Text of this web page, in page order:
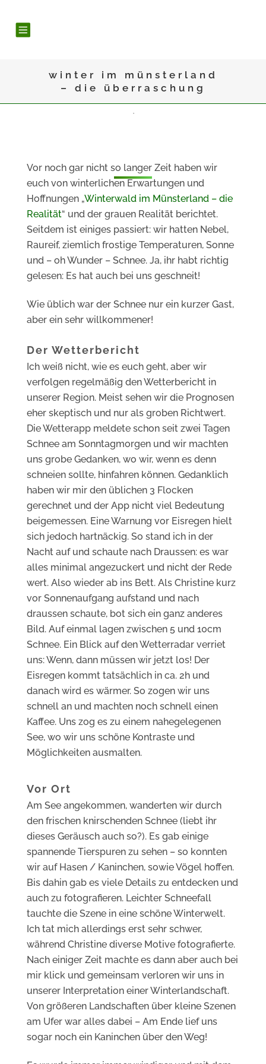
winter im münsterland
– die überraschung
Vor noch gar nicht so langer Zeit haben wir
euch von winterlichen Erwartungen und
Hoffnungen „Winterwald im Münsterland – die
Realität“ und der grauen Realität berichtet.
Seitdem ist einiges passiert: wir hatten Nebel,
Raureif, ziemlich frostige Temperaturen, Sonne
und – oh Wunder – Schnee. Ja, ihr habt richtig
gelesen: Es hat auch bei uns geschneit!
Wie üblich war der Schnee nur ein kurzer Gast,
aber ein sehr willkommener!
Der Wetterbericht
Ich weiß nicht, wie es euch geht, aber wir
verfolgen regelmäßig den Wetterbericht in
unserer Region. Meist sehen wir die Prognosen
eher skeptisch und nur als groben Richtwert.
Die Wetterapp meldete schon seit zwei Tagen
Schnee am Sonntagmorgen und wir machten
uns grobe Gedanken, wo wir, wenn es denn
schneien sollte, hinfahren können. Gedanklich
haben wir mir den üblichen 3 Flocken
gerechnet und der App nicht viel Bedeutung
beigemessen. Eine Warnung vor Eisregen hielt
sich jedoch hartnäckig. So stand ich in der
Nacht auf und schaute nach Draussen: es war
alles minimal angezuckert und nicht der Rede
wert. Also wieder ab ins Bett. Als Christine kurz
vor Sonnenaufgang aufstand und nach
draussen schaute, bot sich ein ganz anderes
Bild. Auf einmal lagen zwischen 5 und 10cm
Schnee. Ein Blick auf den Wetterradar verriet
uns: Wenn, dann müssen wir jetzt los! Der
Eisregen kommt tatsächlich in ca. 2h und
danach wird es wärmer. So zogen wir uns
schnell an und machten noch schnell einen
Kaffee. Uns zog es zu einem nahegelegenen
See, wo wir uns schöne Kontraste und
Möglichkeiten ausmalten.
Vor Ort
Am See angekommen, wanderten wir durch
den frischen knirschenden Schnee (liebt ihr
dieses Geräusch auch so?). Es gab einige
spannende Tierspuren zu sehen – so konnten
wir auf Hasen / Kaninchen, sowie Vögel hoffen.
Bis dahin gab es viele Details zu entdecken und
auch zu fotografieren. Leichter Schneefall
tauchte die Szene in eine schöne Winterwelt.
Ich tat mich allerdings erst sehr schwer,
während Christine diverse Motive fotografierte.
Nach einiger Zeit machte es dann aber auch bei
mir klick und gemeinsam verloren wir uns in
unserer Interpretation einer Winterlandschaft.
Von größeren Landschaften über kleine Szenen
am Ufer war alles dabei – Am Ende lief uns
sogar noch ein Kaninchen über den Weg!